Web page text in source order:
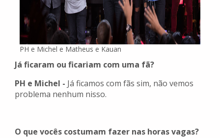
PH e Michel e Matheus e Kauan
Já ficaram ou ficariam com uma fã?
PH e Michel - Já ficamos com fãs sim, não vemos
problema nenhum nisso.
O que vocês costumam fazer nas horas vagas?